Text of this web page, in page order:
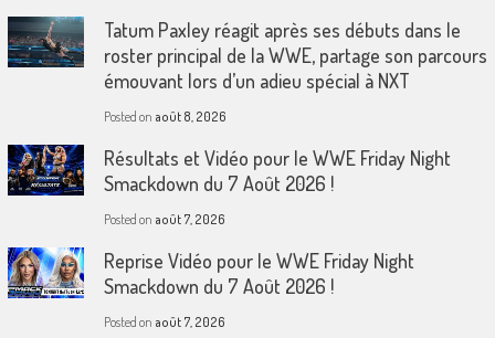
Tatum Paxley réagit après ses débuts dans le
roster principal de la WWE, partage son parcours
émouvant lors d’un adieu spécial à NXT
Posted on août 8, 2026
Résultats et Vidéo pour le WWE Friday Night
Smackdown du 7 Août 2026 !
Posted on août 7, 2026
Reprise Vidéo pour le WWE Friday Night
Smackdown du 7 Août 2026 !
Posted on août 7, 2026